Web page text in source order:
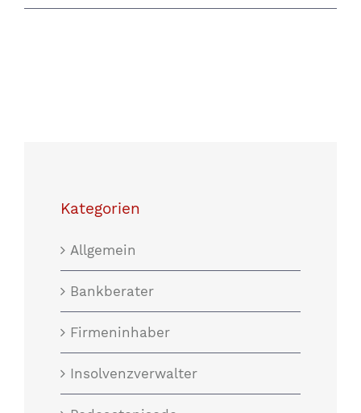
Kategorien
Allgemein
Bankberater
Firmeninhaber
Insolvenzverwalter